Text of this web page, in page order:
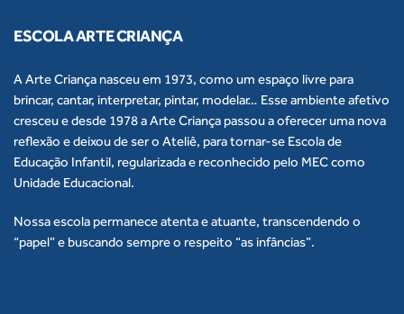
ESCOLA ARTE CRIANÇA
A Arte Criança nasceu em 1973, como um espaço livre para
brincar, cantar, interpretar, pintar, modelar… Esse ambiente afetivo
cresceu e desde 1978 a Arte Criança passou a oferecer uma nova
reflexão e deixou de ser o Ateliê, para tornar-se Escola de
Educação Infantil, regularizada e reconhecido pelo MEC como
Unidade Educacional.
Nossa escola permanece atenta e atuante, transcendendo o
“papel” e buscando sempre o respeito “as infâncias”.